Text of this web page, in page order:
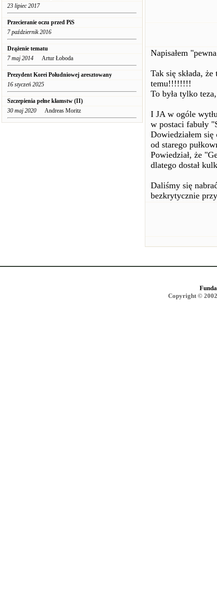
23 lipiec 2017
Przecieranie oczu przed PiS
7 październik 2016
Drążenie tematu
7 maj 2014 Artur Łoboda
Prezydent Korei Południowej aresztowany
16 styczeń 2025
Szczepienia pełne kłamstw (II)
30 maj 2020 Andreas Moritz
Napisałem
Tak się składa,
temu!!!!!!!!
To była tylko
I JA w ogóle
w postaci fabuły
Dowiedziałem
od starego
Powiedział, że
dlatego dostał
Daliśmy się
bezkrytycznie
Copyright ©